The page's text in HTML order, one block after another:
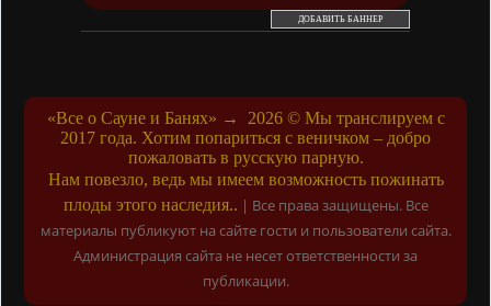
ДОБАВИТЬ БАННЕР
«Все о Сауне и Банях» → 2026© Мы транслируем с
2017 года. Хотим попариться с веничком – добро
пожаловать в русскую парную.
Нам повезло, ведь мы имеем возможность пожинать
плоды этого наследия.. | Все права защищены. Все
материалы публикуют на сайте гости и пользователи сайта.
Администрация сайта не несет ответственности за
публикации.